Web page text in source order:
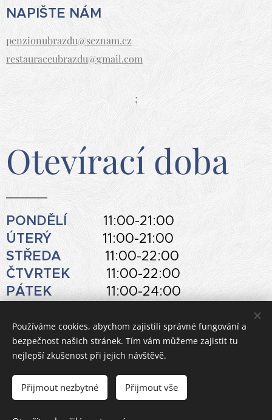
NAPIŠTE NÁM
penzionubrazdu@seznam.cz
restauraceubrazdu@gmail.com
;
Otevírací doba
PONDĚLÍ 11:00-21:00
ÚTERÝ 11:00-21:00
STŘEDA 11:00-22:00
ČTVRTEK 11:00-22:00
PÁTEK11:00-24:00
NEDĚLE11:00-21:00
Přihlášení k odběru novinek
Používáme cookies, abychom zajistili správné fungování a
bezpečnost našich stránek. Tím vám můžeme zajistit tu
nejlepší zkušenost při jejich návštěvě.
Přijmout nezbytné Přijmout vše